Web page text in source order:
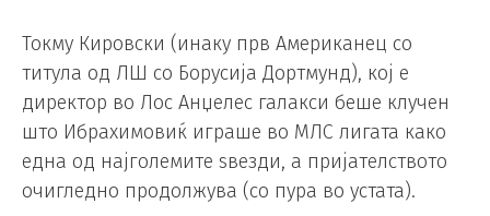
Токму Кировски (инаку прв Американец со
титула од ЛШ со Борусија Дортмунд), кој е
директор во Лос Анџелес галакси беше клучен
што Ибрахимовиќ играше во МЛС лигата како
една од најголемите ѕвезди, а пријателството
очигледно продолжува (со пура во устата).